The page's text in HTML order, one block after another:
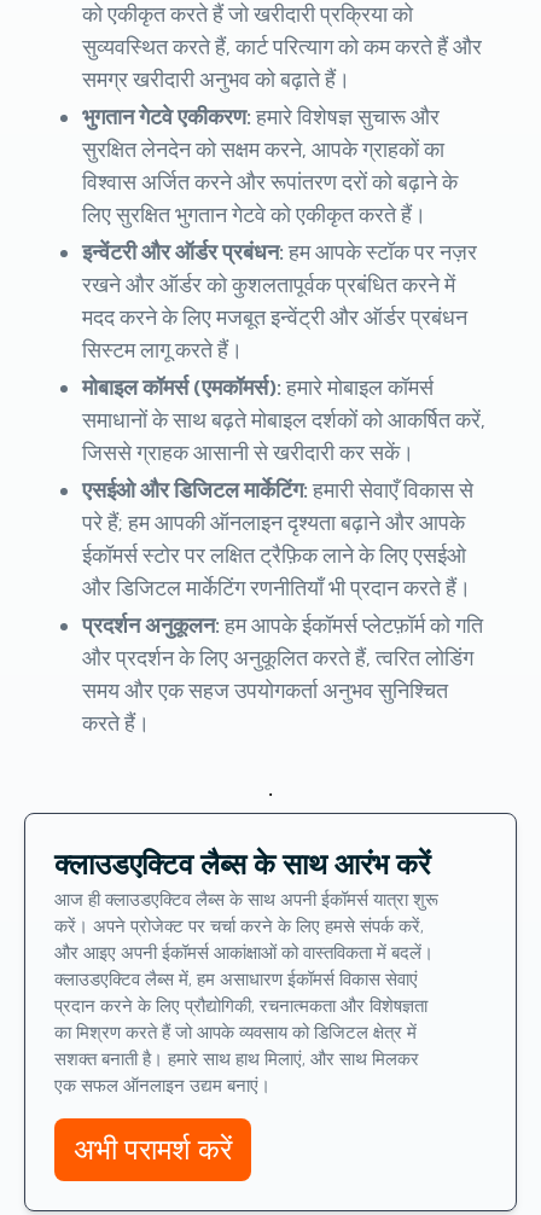
को एकीकृत करते हैं जो खरीदारी प्रक्रिया को
सुव्यवस्थित करते हैं, कार्ट परित्याग को कम करते हैं और
समग्र खरीदारी अनुभव को बढ़ाते हैं।
भुगतान गेटवे एकीकरण:हमारे विशेषज्ञ सुचारू और
सुरक्षित लेनदेन को सक्षम करने, आपके ग्राहकों का
विश्वास अर्जित करने और रूपांतरण दरों को बढ़ाने के
लिए सुरक्षित भुगतान गेटवे को एकीकृत करते हैं।
इन्वेंटरी और ऑर्डर प्रबंधन:हम आपके स्टॉक पर नज़र
रखने और ऑर्डर को कुशलतापूर्वक प्रबंधित करने में
मदद करने के लिए मजबूत इन्वेंट्री और ऑर्डर प्रबंधन
सिस्टम लागू करते हैं।
मोबाइल कॉमर्स (एमकॉमर्स):हमारे मोबाइल कॉमर्स
समाधानों के साथ बढ़ते मोबाइल दर्शकों को आकर्षित करें,
जिससे ग्राहक आसानी से खरीदारी कर सकें।
एसईओ और डिजिटल मार्केटिंग:हमारी सेवाएँ विकास से
परे हैं; हम आपकी ऑनलाइन दृश्यता बढ़ाने और आपके
ईकॉमर्स स्टोर पर लक्षित ट्रैफ़िक लाने के लिए एसईओ
और डिजिटल मार्केटिंग रणनीतियाँ भी प्रदान करते हैं।
प्रदर्शन अनुकूलन:हम आपके ईकॉमर्स प्लेटफ़ॉर्म को गति
और प्रदर्शन के लिए अनुकूलित करते हैं, त्वरित लोडिंग
समय और एक सहज उपयोगकर्ता अनुभव सुनिश्चित
करते हैं।
.
क्लाउडएक्टिव लैब्स के साथ आरंभ करें
आज ही क्लाउडएक्टिव लैब्स के साथ अपनी ईकॉमर्स यात्रा शुरू
करें। अपने प्रोजेक्ट पर चर्चा करने के लिए हमसे संपर्क करें,
और आइए अपनी ईकॉमर्स आकांक्षाओं को वास्तविकता में बदलें।
क्लाउडएक्टिव लैब्स में, हम असाधारण ईकॉमर्स विकास सेवाएं
प्रदान करने के लिए प्रौद्योगिकी, रचनात्मकता और विशेषज्ञता
का मिश्रण करते हैं जो आपके व्यवसाय को डिजिटल क्षेत्र में
सशक्त बनाती है। हमारे साथ हाथ मिलाएं, और साथ मिलकर
एक सफल ऑनलाइन उद्यम बनाएं।
अभी परामर्श करें